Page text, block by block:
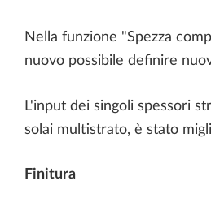
Nella funzione "Spezza
nuovo possibile definire
L'input dei singoli spessori
solai multistrato, è stato
Finitura